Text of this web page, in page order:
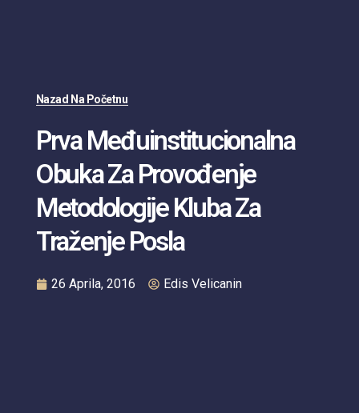
Nazad Na Početnu
Prva Međuinstitucionalna
Obuka Za Provođenje
Metodologije Kluba Za
Traženje Posla
26 Aprila, 2016 Edis Velicanin